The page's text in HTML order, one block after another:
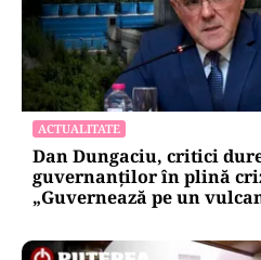
ACTUALITATE
Dan Dungaciu, critici
guvernanților în plină
„Guvernează pe un